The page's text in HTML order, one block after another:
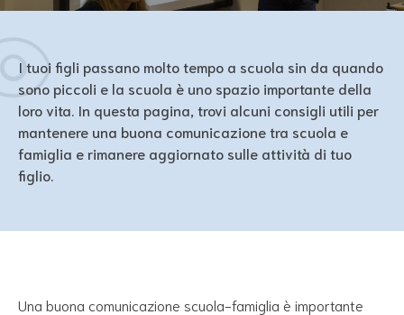
I tuoi figli passano molto tempo a scuola sin da quando
sono piccoli e la scuola è uno spazio importante della
loro vita. In questa pagina, trovi alcuni consigli utili per
mantenere una buona comunicazione tra scuola e
famiglia e rimanere aggiornato sulle attività di tuo
figlio.
Una buona comunicazione scuola-famiglia è importante